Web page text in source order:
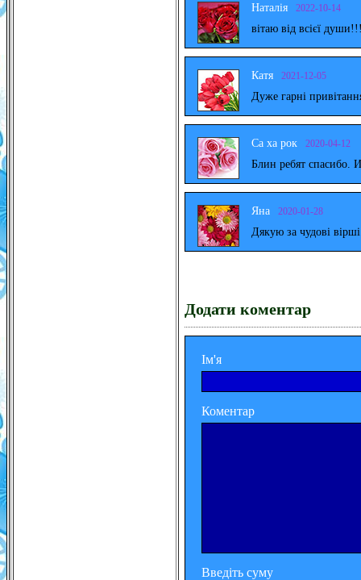
Наталія 2022-10-14
вітаю від всієї
Катя 2021-12-05
Дуже гарні
Са ха рок 2020-04-12
Блин ребят спасибо.
Яна 2020-01-28
Дякую за чудові
Додати коментар
Ім'я
Коментар
Введіть суму